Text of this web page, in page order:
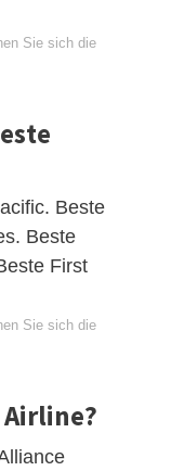
Sie sich die
Beste
Beste
First
Sie sich die